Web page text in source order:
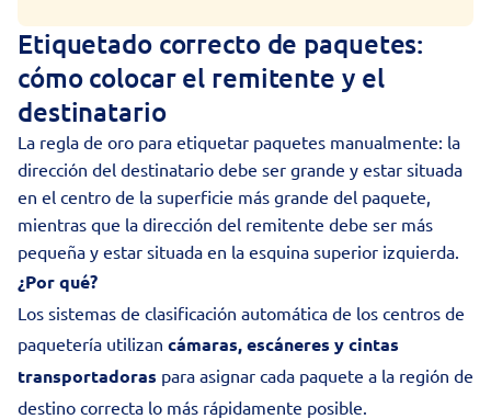
Etiquetado correcto de paquetes:
cómo colocar el remitente y el
destinatario
La regla de oro para etiquetar paquetes manualmente: la
dirección del destinatario debe ser grande y estar situada
en el centro de la superficie más grande del paquete,
mientras que la dirección del remitente debe ser más
pequeña y estar situada en la esquina superior izquierda.
¿Por qué?
Los sistemas de clasificación automática de los centros de
paquetería utilizan cámaras, escáneres y cintas
transportadoras para asignar cada paquete a la región de
destino correcta lo más rápidamente posible.